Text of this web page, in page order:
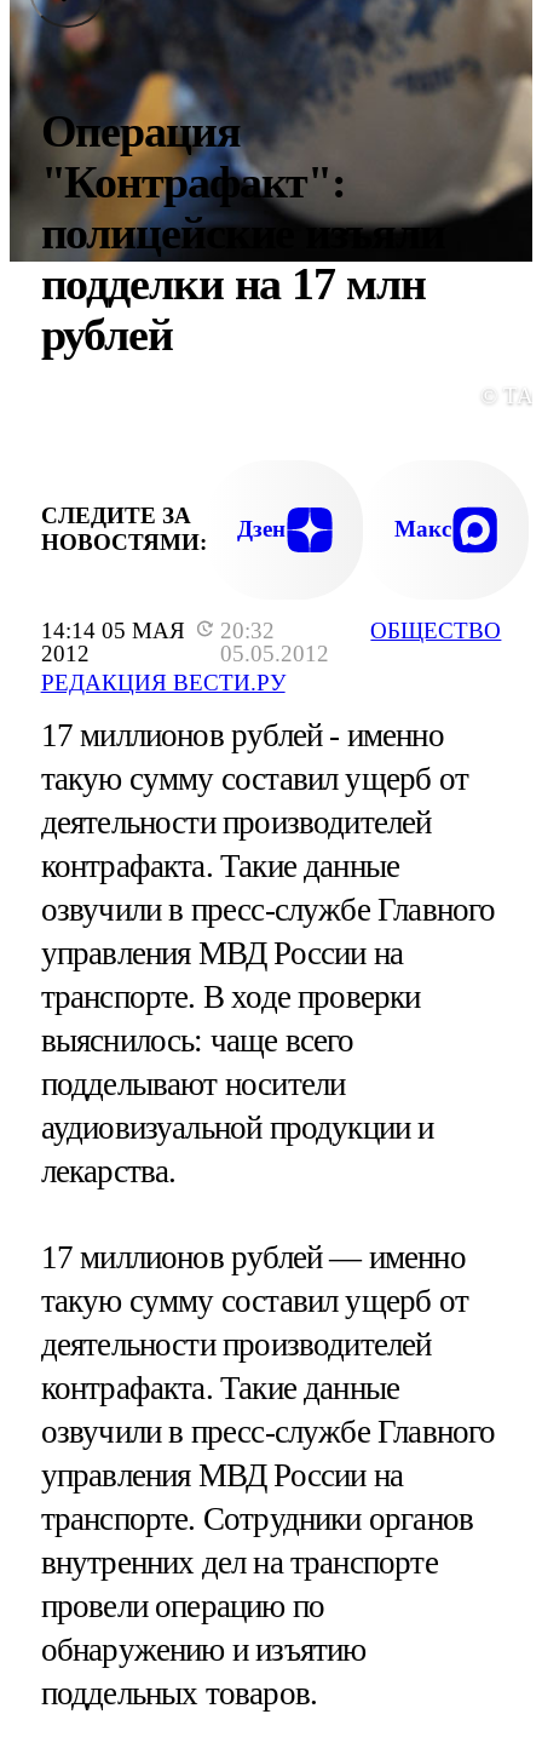
14:14 05 МАЯ
2012
20:32
05.05.2012
РЕДАКЦИЯ ВЕСТИ.РУ
ОБЩЕСТВО
Операция
"Контрафакт":
полицейские изъяли
подделки на 17 млн
рублей
©
СЛЕДИТЕ ЗА
НОВОСТЯМИ:
Дзен Макс
17 миллионов рублей - именно
такую сумму составил ущерб от
деятельности производителей
контрафакта. Такие данные
озвучили в пресс-службе Главного
управления МВД России на
транспорте. В ходе проверки
выяснилось: чаще всего
подделывают носители
аудиовизуальной продукции и
лекарства.
17 миллионов рублей — именно
такую сумму составил ущерб от
деятельности производителей
контрафакта. Такие данные
озвучили в пресс-службе Главного
управления МВД России на
транспорте. Сотрудники органов
внутренних дел на транспорте
провели операцию по
обнаружению и изъятию
поддельных товаров.